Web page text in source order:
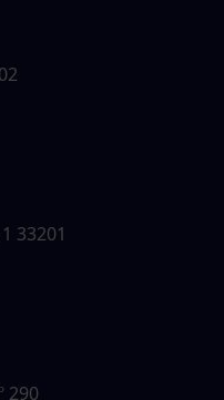
33201
290